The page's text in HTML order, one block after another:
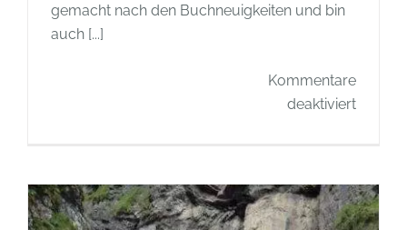
gemacht nach den Buchneuigkeiten und bin
auch [...]
Kommentare
deaktiviertfür
„Bild
der